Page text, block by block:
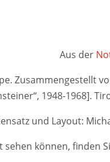
Aus der
Zusammengestellt
1948-1968].
und Layout:
sehen können, finden